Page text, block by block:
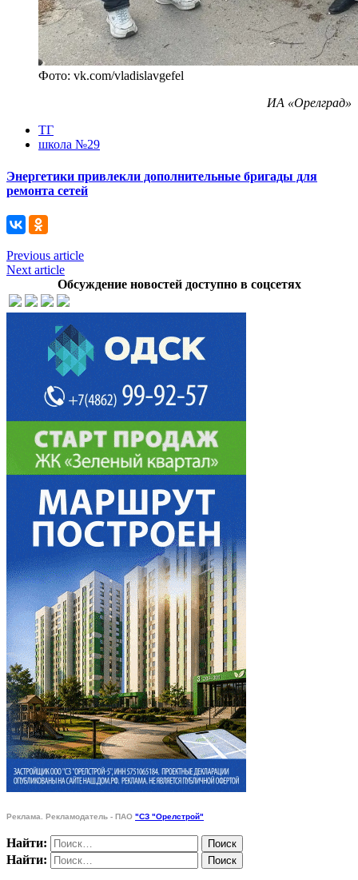
Фото: vk.com/vladislavgefel
ИА «Орелград»
ТГ
школа №29
Энергетики привлекли дополнительные бригады для
ремонта сетей
Previous article
Next article
Обсуждение новостей доступно в соцсетях
Реклама. Рекламодатель - ПАО "СЗ "Орелстрой"
Найти:
Найти: